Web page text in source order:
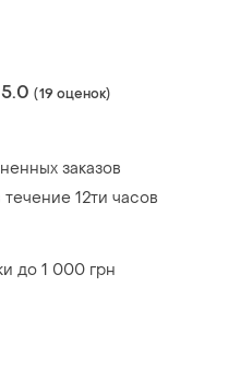
5.0 (19 оценок)
заказов
12ти часов
до 1 000 грн